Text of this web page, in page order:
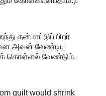
தன்மாட்டுப் பிறர்
அவன் வேண்டிய
கொள்ளல் வேண்டும்.
guilt would shrink